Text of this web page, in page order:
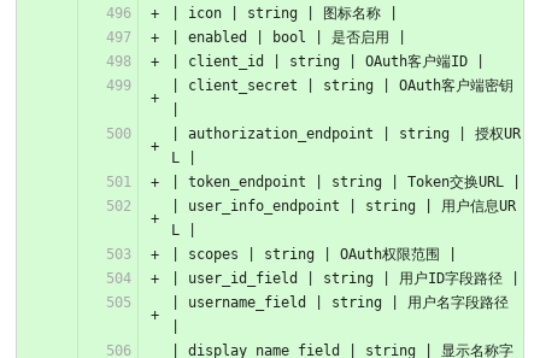
| icon | string | 图标名称 |
| enabled | bool | 是否启用 |
| client_id | string | OAuth客户端ID |
| client_secret | string | OAuth客户端密钥
| authorization_endpoint | string | 授权UR
L |
| token_endpoint | string | Token交换URL |
| user_info_endpoint | string | 用户信息UR
L |
| scopes | string | OAuth权限范围 |
| user_id_field | string | 用户ID字段路径 |
| username_field | string | 用户名字段路径
| display_name_field | string | 显示名称字